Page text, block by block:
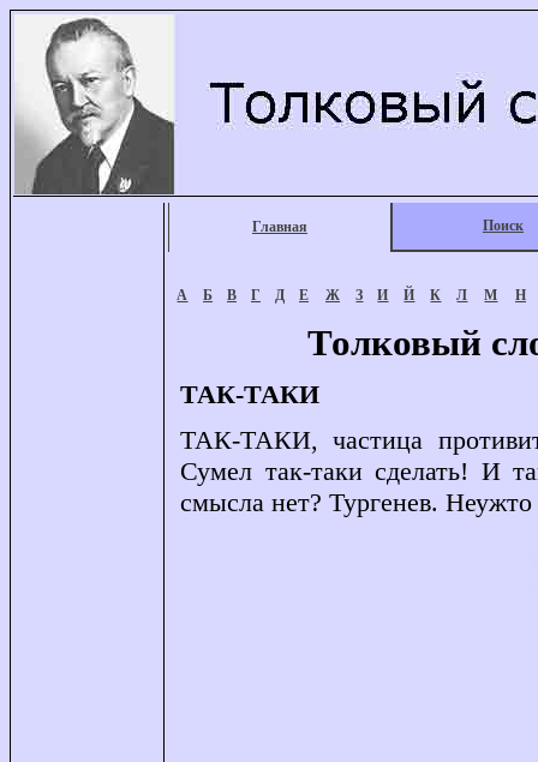
Главная Поиск
А Б В Г Д Е Ж З И Й К Л М Н
Толковый
ТАК-ТАКИ
ТАК-ТАКИ, частица
Сумел так-таки сделать! И
смысла нет? Тургенев.